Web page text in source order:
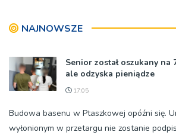
[ZDJĘCIA]
NAJNOWSZE
Senior został oszukany na
ale odzyska pieniądze
17:05
Budowa basenu w Ptaszkowej opóźni się.
wyłonionym w przetargu nie zostanie